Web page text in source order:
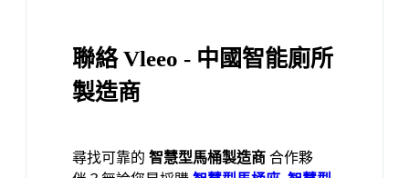
聯絡 Vleeo - 中國智能廁所
製造商
尋找可靠的 智慧型馬桶製造商 合作夥